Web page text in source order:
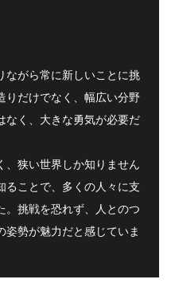
がら常に新しいことに挑
りだけでなく、幅広い分野
なく、大きな勇気が必要だ
狭い世界しか知りません
ることで、多くの人々に支
。挑戦を恐れず、人とのつ
姿勢が魅力だと感じていま